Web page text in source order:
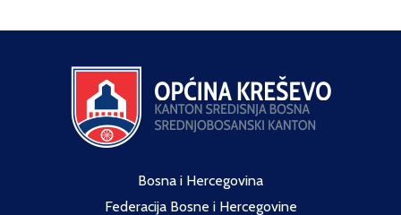
Bosna i Hercegovina
Federacija Bosne i Hercegovine